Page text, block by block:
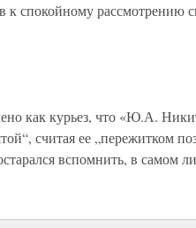
к спокойному рассмотрению
как курьез, что «Ю.А.
считая ее „пережитком
вспомнить, в самом